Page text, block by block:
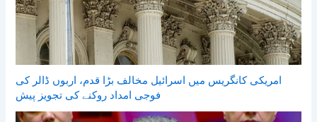
امریکی کانگریس میں اسرائیل مخالف بڑا قدم، اربوں ڈالر کی
فوجی امداد روکنے کی تجویز پیش